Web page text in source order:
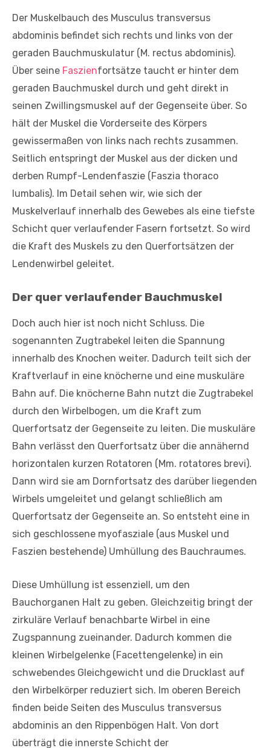
Der Muskelbauch des Musculus transversus
abdominis befindet sich rechts und links von der
geraden Bauchmuskulatur (M. rectus abdominis).
Über seine Faszienfortsätze taucht er hinter dem
geraden Bauchmuskel durch und geht direkt in
seinen Zwillingsmuskel auf der Gegenseite über. So
hält der Muskel die Vorderseite des Körpers
gewissermaßen von links nach rechts zusammen.
Seitlich entspringt der Muskel aus der dicken und
derben Rumpf-Lendenfaszie (Faszia thoraco
lumbalis). Im Detail sehen wir, wie sich der
Muskelverlauf innerhalb des Gewebes als eine tiefste
Schicht quer verlaufender Fasern fortsetzt. So wird
die Kraft des Muskels zu den Querfortsätzen der
Lendenwirbel geleitet.
Der quer verlaufender Bauchmuskel
Doch auch hier ist noch nicht Schluss. Die
sogenannten Zugtrabekel leiten die Spannung
innerhalb des Knochen weiter. Dadurch teilt sich der
Kraftverlauf in eine knöcherne und eine muskuläre
Bahn auf. Die knöcherne Bahn nutzt die Zugtrabekel
durch den Wirbelbogen, um die Kraft zum
Querfortsatz der Gegenseite zu leiten. Die muskuläre
Bahn verlässt den Querfortsatz über die annähernd
horizontalen kurzen Rotatoren (Mm. rotatores brevi).
Dann wird sie am Dornfortsatz des darüber liegenden
Wirbels umgeleitet und gelangt schließlich am
Querfortsatz der Gegenseite an. So entsteht eine in
sich geschlossene myofasziale (aus Muskel und
Faszien bestehende) Umhüllung des Bauchraumes.
Diese Umhüllung ist essenziell, um den
Bauchorganen Halt zu geben. Gleichzeitig bringt der
zirkuläre Verlauf benachbarte Wirbel in eine
Zugspannung zueinander. Dadurch kommen die
kleinen Wirbelgelenke (Facettengelenke) in ein
schwebendes Gleichgewicht und die Drucklast auf
den Wirbelkörper reduziert sich. Im oberen Bereich
finden beide Seiten des Musculus transversus
abdominis an den Rippenbögen Halt. Von dort
überträgt die innerste Schicht der